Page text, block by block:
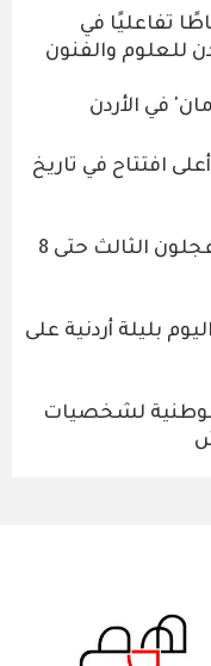
أكثر من 45 نشاطًا تفاعليًا في
للعلوم والفنون
في الأردن
مان" 2026 يحقق أعلى افتتاح في تاريخ
تمديد فعاليات مهرجان صيف عجلون الثالث حتى 8
بليلة أردنية على
لشخصيات